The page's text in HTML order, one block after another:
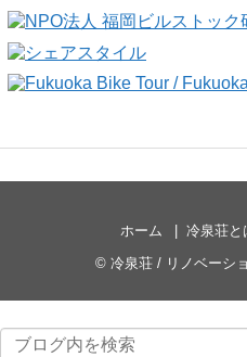
ホーム 冷泉荘と
© 冷泉荘 / リノベーシ